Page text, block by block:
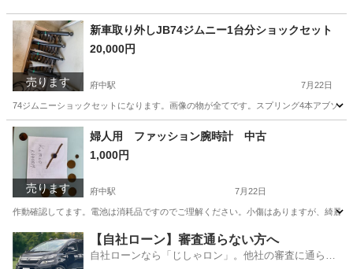
売ります
新車取り外しJB74ジムニー1台分ショックセット
20,000円
府中駅 7月22日
74ジムニーショックセットになります。画像の物が全てです。スプリング4本アブソー
広島 府中市 府中駅 セット
売ります
婦人用 ファッション腕時計 中古
1,000円
府中駅 7月22日
作動確認してます。電池は消耗品ですのでご理解ください。小傷はありますが、綺麗
広島 府中市 府中駅 アクセサリー 婦人
【自社ローン】審査通らない方へ
自社ローンなら「じしゃロン」。他社の審査に通らな